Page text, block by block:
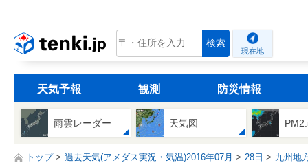
tenki.jp 検索
現在地
天気予報 観測 防災情報
雨雲レーダー 天気図
トップ 過去天気(アメダス実況・気温)2016年07月 28日 九州地